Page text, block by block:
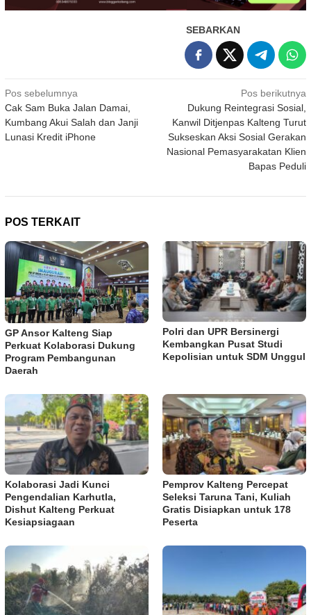
SEBARKAN
Navigasi
pos
Pos sebelumnya
Cak Sam Buka Jalan Damai,
Kumbang Akui Salah dan Janji
Lunasi Kredit iPhone
Pos berikutnya
Dukung Reintegrasi Sosial,
Kanwil Ditjenpas Kalteng Turut
Sukseskan Aksi Sosial Gerakan
Nasional Pemasyarakatan Klien
Bapas Peduli
POS TERKAIT
GP Ansor Kalteng Siap
Perkuat Kolaborasi Dukung
Program Pembangunan
Daerah
Polri dan UPR Bersinergi
Kembangkan Pusat Studi
Kepolisian untuk SDM Unggul
Kolaborasi Jadi Kunci
Pengendalian Karhutla,
Dishut Kalteng Perkuat
Kesiapsiagaan
Pemprov Kalteng Percepat
Seleksi Taruna Tani, Kuliah
Gratis Disiapkan untuk 178
Peserta